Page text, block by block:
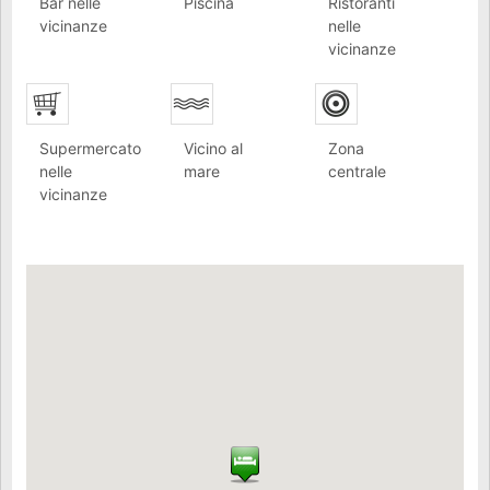
vicinanze
nelle
vicinanze
Supermercato
nelle
vicinanze
Vicino al
mare
Zona
centrale